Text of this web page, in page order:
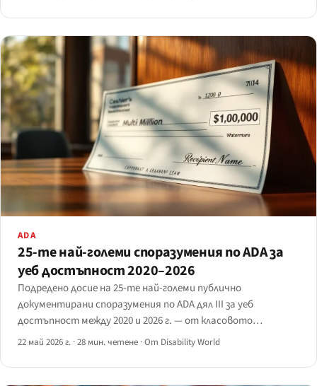
нарушение плюс разпореждания и хонорари.
ADA
25-те най-големи споразумения по ADA за
уеб достъпност 2020–2026
Подредено досие на 25-те най-големи публично
документирани споразумения по ADA дял III за уеб
достъпност между 2020 и 2026 г. — от класовото
споразумение на Fashion Nova за 5,15 млн. щ.д. на върха до
анализ на отрасловата концентрация.
22 май 2026 г. ·28 мин. четене ·От Disability World